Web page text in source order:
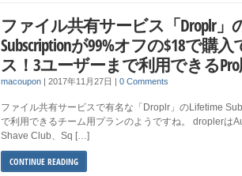
ファイル共有サービス「Droplr」
Subscriptionが99%オフの$18で購
ス！3ユーザーまで利用できるPro
macoupon | 2017年11月27日 | 0 Comments
ファイル共有サービスで有名な「Droplr」のLifetime
で利用できるチーム用プランのようですね。 droplerは
Shave Club、Sq […]
CONTINUE READING